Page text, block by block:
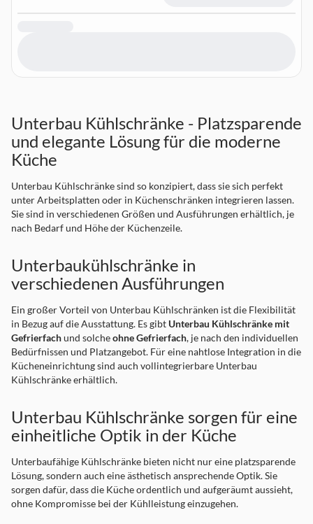
Unterbau Kühlschränke - Platzsparende
und elegante Lösung für die moderne
Küche
Unterbau Kühlschränke sind so konzipiert, dass sie sich perfekt
unter Arbeitsplatten oder in Küchenschränken integrieren lassen.
Sie sind in verschiedenen Größen und Ausführungen erhältlich, je
nach Bedarf und Höhe der Küchenzeile.
Unterbaukühlschränke in
verschiedenen Ausführungen
Ein großer Vorteil von Unterbau Kühlschränken ist die Flexibilität
in Bezug auf die Ausstattung. Es gibt Unterbau Kühlschränke mit
Gefrierfachund solcheohne Gefrierfach, je nach den individuellen
Bedürfnissen und Platzangebot. Für eine nahtlose Integration in die
Kücheneinrichtung sind auch vollintegrierbare Unterbau
Kühlschränke erhältlich.
Unterbau Kühlschränke sorgen für eine
einheitliche Optik in der Küche
Unterbaufähige Kühlschränke bieten nicht nur eine platzsparende
Lösung, sondern auch eine ästhetisch ansprechende Optik. Sie
sorgen dafür, dass die Küche ordentlich und aufgeräumt aussieht,
ohne Kompromisse bei der Kühlleistung einzugehen.